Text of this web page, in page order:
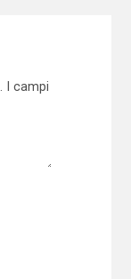
I campi